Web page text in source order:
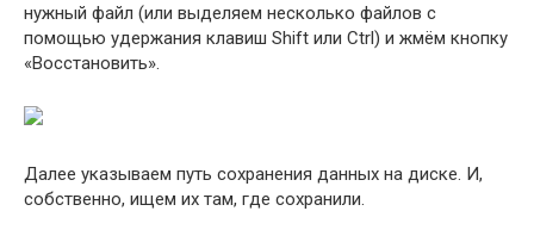
нужный файл (или выделяем несколько файлов с
помощью удержания клавиш Shift или Ctrl) и жмём кнопку
«Восстановить».
Далее указываем путь сохранения данных на диске. И,
собственно, ищем их там, где сохранили.